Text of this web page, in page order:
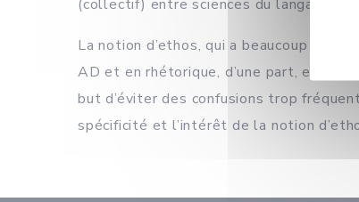
(collectif) entre sciences du langage et
La notion d’ethos, qui a beaucoup été
AD et en rhétorique, d’une part, et
but d’éviter des confusions trop
spécificité et l’intérêt de la notion